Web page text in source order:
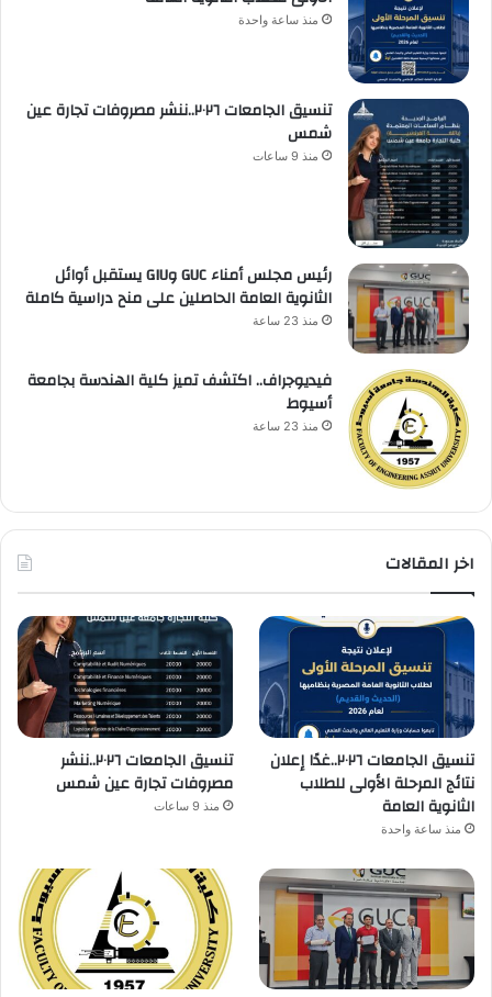
منذ ساعة واحدة
تنسيق الجامعات ٢٠٢٦..ننشر مصروفات تجارة عين
شمس
منذ 9 ساعات
رئيس مجلس أمناء GUC وGIU يستقبل أوائل
الثانوية العامة الحاصلين على منح دراسية كاملة
منذ 23 ساعة
فيديوجراف.. اكتشف تميز كلية الهندسة بجامعة
أسيوط
منذ 23 ساعة
اخر المقالات
تنسيق الجامعات ٢٠٢٦..غدًا إعلان
نتائج المرحلة الأولى للطلاب
الثانوية العامة
منذ ساعة واحدة
تنسيق الجامعات ٢٠٢٦..ننشر
مصروفات تجارة عين شمس
منذ 9 ساعات